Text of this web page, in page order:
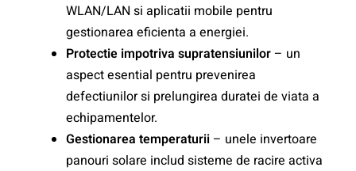
WLAN/LAN si aplicatii mobile pentru
gestionarea eficienta a energiei.
Protectie impotriva supratensiunilor – un
aspect esential pentru prevenirea
defectiunilor si prelungirea duratei de viata a
echipamentelor.
Gestionarea temperaturii – unele invertoare
panouri solare includ sisteme de racire activa